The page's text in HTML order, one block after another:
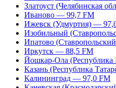
Златоуст (Челябинская
Иваново — 99,7 FM
Ижевск (Удмуртия) —
Изобильный
Ипатово
Иркутск — 88,5 FM
Йошкар-Ола
Казань (Республика
Калининград — 97,0 FM